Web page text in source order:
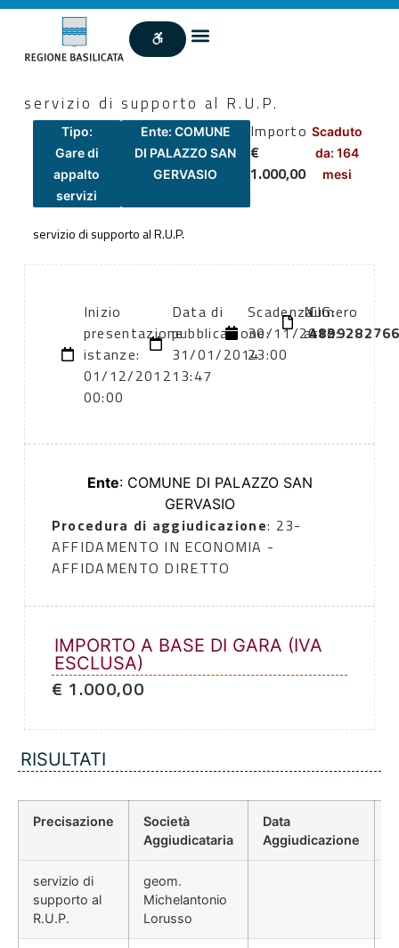
servizio di supporto al R.U.P.
Tipo:
Gare di
appalto
servizi
Ente: COMUNE
DI PALAZZO SAN
GERVASIO
Importo
€
1.000,00
Scaduto
da: 164
mesi
servizio di supporto al R.U.P.
Inizio
presentazione
istanze:
01/12/2012
00:00
Data di
pubblicazione:
31/01/2014
13:47
Scadenza:
30/11/2012
23:00
Numero
atto:
CIG:
Ente: COMUNE DI PALAZZO SAN
GERVASIO
Procedura di aggiudicazione: 23-
AFFIDAMENTO IN ECONOMIA -
AFFIDAMENTO DIRETTO
IMPORTO A BASE DI GARA (IVA
ESCLUSA)
€ 1.000,00
RISULTATI
Precisazione
Società
Aggiudicataria
Data
Aggiudicazione
servizio di
supporto al
R.U.P.
geom.
Michelantonio
Lorusso